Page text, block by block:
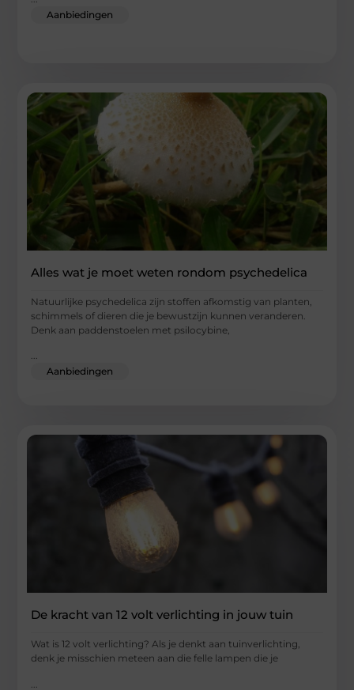
Aanbiedingen
Alles wat je moet weten rondom psychedelica
Natuurlijke psychedelica zijn stoffen afkomstig van planten,
schimmels of dieren die je bewustzijn kunnen veranderen.
Denk aan paddenstoelen met psilocybine,
...
Aanbiedingen
De kracht van 12 volt verlichting in jouw tuin
Wat is 12 volt verlichting? Als je denkt aan tuinverlichting,
denk je misschien meteen aan die felle lampen die je